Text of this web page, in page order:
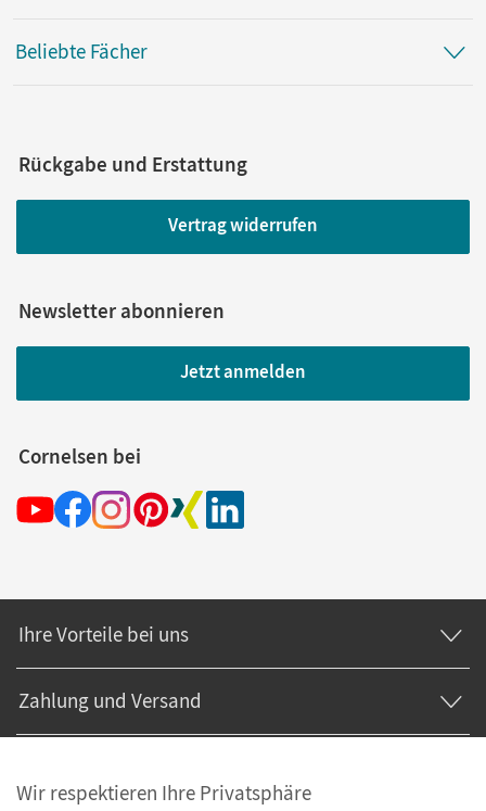
Beliebte Fächer
Rückgabe und Erstattung
Vertrag widerrufen
Newsletter abonnieren
Jetzt anmelden
Cornelsen bei
Ihre Vorteile bei uns
Zahlung und Versand
Wir respektieren Ihre Privatsphäre